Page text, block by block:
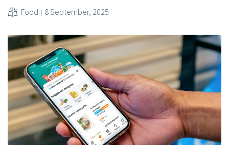
Food 8 September, 2025